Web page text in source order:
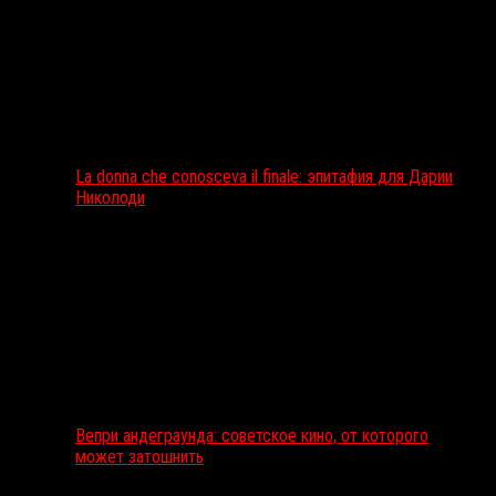
La donna che conosceva il finale: эпитафия для Дарии
Николоди
Вепри андеграунда: советское кино, от которого
может затошнить